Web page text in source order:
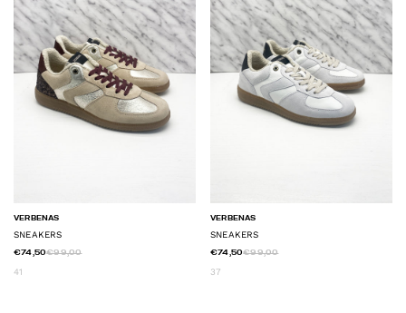
VERBENAS
SNEAKERS
€74,50€99,00
41
VERBENAS
SNEAKERS
€74,50€99,00
37